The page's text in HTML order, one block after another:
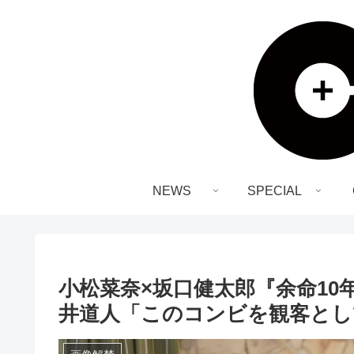
NEWS SPECIAL
小松菜奈×坂口健太郎『余命10
井道人「このコンビを観客と